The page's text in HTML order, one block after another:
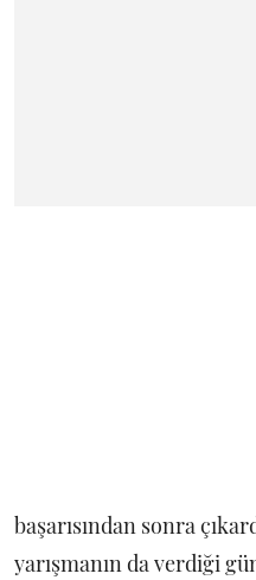
başarısından sonra
yarışmanın da verdiği